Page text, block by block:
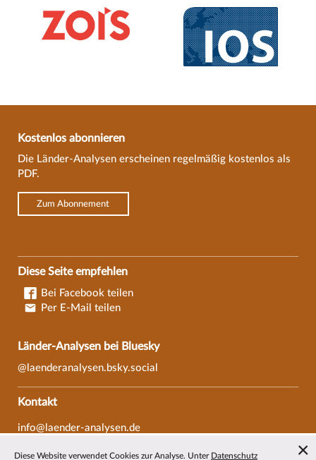
Kostenlos abonnieren
Die Länder-Analysen erscheinen regelmäßig kostenlos als
PDF.
Zum Abonnement
Diese Seite empfehlen
Bei Facebook teilen
Per E-Mail teilen
Länder-Analysen bei Bluesky
@laenderanalysen.bsky.social
Kontakt
info@laender-analysen.de
Diese Website verwendet Cookies zur Analyse. Unter Datenschutz